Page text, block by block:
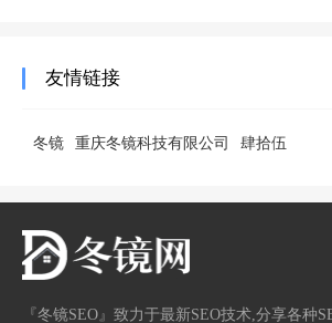
友情链接
冬镜 重庆冬镜科技有限公司 肆拾伍
『冬镜SEO』致力于最新SEO技术,分享各种